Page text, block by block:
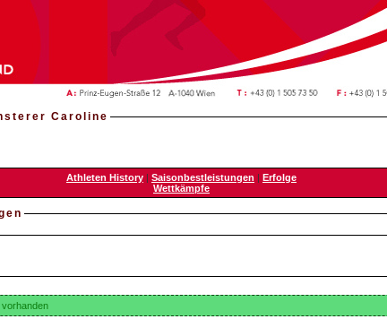
Caroline
Athleten History | Saisonbestleistungen | Erfolge
Wettkämpfe
vorhanden